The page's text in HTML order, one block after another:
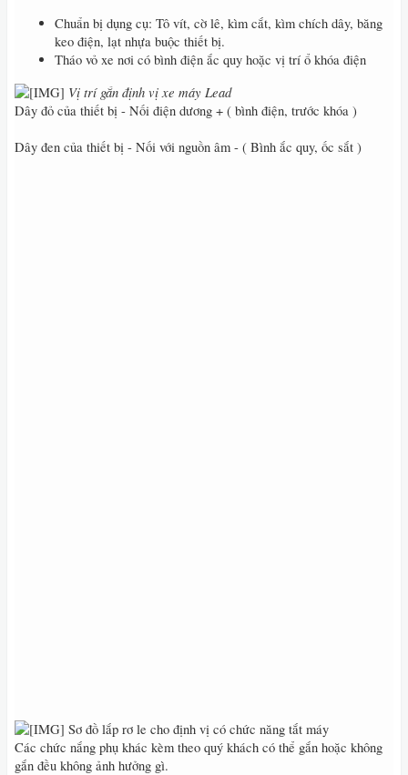
Chuẩn bị dụng cụ: Tô vít, cờ lê, kìm cắt, kìm chích dây, băng
keo điện, lạt nhựa buộc thiết bị.
Tháo vỏ xe nơi có bình điện ắc quy hoặc vị trí ổ khóa điện
Vị trí gắn định vị xe máy Lead
Dây đỏ của thiết bị - Nối điện dương + ( bình điện, trước khóa )
Dây đen của thiết bị - Nối với nguồn âm - ( Bình ắc quy, ốc sắt )
Sơ đồ lắp rơ le cho định vị có chức năng tắt máy
Các chức nắng phụ khác kèm theo quý khách có thể gắn hoặc không
gắn đều không ảnh hưởng gì.